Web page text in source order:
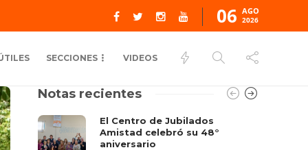
06 AGO
2026
SECCIONES VIDEOS
Notas recientes
El Centro de Jubilados
Amistad celebró su 48°
aniversario